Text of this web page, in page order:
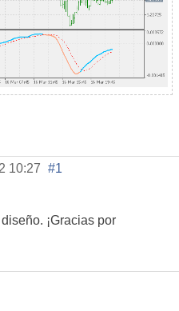
10:27 #1
¡Gracias por